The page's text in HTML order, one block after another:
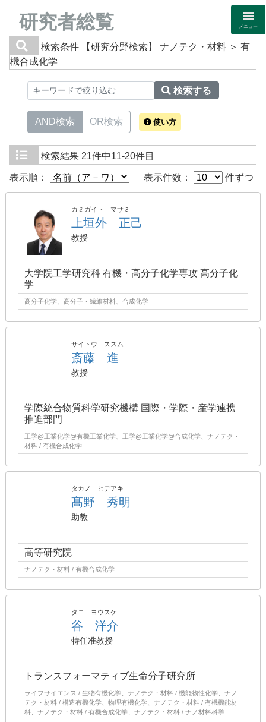
研究者総覧 メニュー
検索条件
【研究分野検索】 ナノテク・材料 ＞ 有
機合成化学
検索する
AND検索 OR検索 使い方
検索結果 21件中11-20件目
表示順： 表示件数： 件ずつ
カミガイト マサミ
上垣外 正己
教授
大学院工学研究科 有機・高分子化学専攻 高分子化
学
高分子化学、高分子・繊維材料、合成化学
サイトウ ススム
斎藤 進
教授
学際統合物質科学研究機構 国際・学際・産学連携
推進部門
工学@工業化学@有機工業化学、工学@工業化学@合成化学、ナノテク・
材料 / 有機合成化学
タカノ ヒデアキ
髙野 秀明
助教
高等研究院
ナノテク・材料 / 有機合成化学
タニ ヨウスケ
谷 洋介
特任准教授
トランスフォーマティブ生命分子研究所
ライフサイエンス / 生物有機化学、ナノテク・材料 / 機能物性化学、ナノ
テク・材料 / 構造有機化学、物理有機化学、ナノテク・材料 / 有機機能材
料、ナノテク・材料 / 有機合成化学、ナノテク・材料 / ナノ材料科学